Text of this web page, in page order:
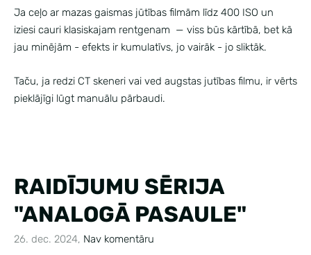
Ja ceļo ar mazas gaismas jūtības filmām līdz 400 ISO un
iziesi cauri klasiskajam rentgenam — viss būs kārtībā, bet kā
jau minējām - efekts ir kumulatīvs, jo vairāk - jo sliktāk.
Taču, ja redzi CT skeneri vai ved augstas jutības filmu, ir vērts
pieklājīgi lūgt manuālu pārbaudi.
RAIDĪJUMU SĒRIJA
"ANALOGĀ PASAULE"
26. dec. 2024, Nav komentāru